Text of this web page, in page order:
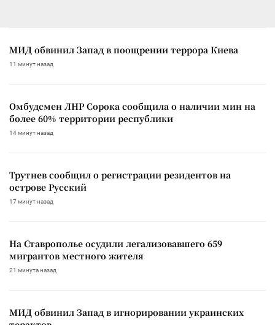
МИД обвинил Запад в поощрении террора Киева
11 минут назад
Омбудсмен ЛНР Сорока сообщила о наличии мин на
более 60% территории республики
14 минут назад
Трутнев сообщил о регистрации резидентов на
острове Русский
17 минут назад
На Ставрополье осудили легализовавшего 659
мигрантов местного жителя
21 минута назад
МИД обвинил Запад в игнорировании украинских